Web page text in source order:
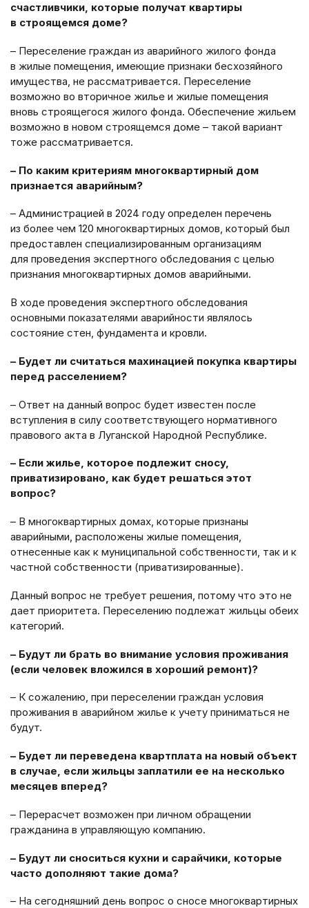
счастливчики, которые получат квартиры
в строящемся доме?
– Переселение граждан из аварийного жилого фонда
в жилые помещения, имеющие признаки бесхозяйного
имущества, не рассматривается. Переселение
возможно во вторичное жилье и жилые помещения
вновь строящегося жилого фонда. Обеспечение жильем
возможно в новом строящемся доме – такой вариант
тоже рассматривается.
– По каким критериям многоквартирный дом
признается аварийным?
– Администрацией в 2024 году определен перечень
из более чем 120 многоквартирных домов, который был
предоставлен специализированным организациям
для проведения экспертного обследования с целью
признания многоквартирных домов аварийными.
В ходе проведения экспертного обследования
основными показателями аварийности являлось
состояние стен, фундамента и кровли.
– Будет ли считаться махинацией покупка квартиры
перед расселением?
– Ответ на данный вопрос будет известен после
вступления в силу соответствующего нормативного
правового акта в Луганской Народной Республике.
– Если жилье, которое подлежит сносу,
приватизировано, как будет решаться этот
вопрос?
– В многоквартирных домах, которые признаны
аварийными, расположены жилые помещения,
отнесенные как к муниципальной собственности, так и к
частной собственности (приватизированные).
Данный вопрос не требует решения, потому что это не
дает приоритета. Переселению подлежат жильцы обеих
категорий.
– Будут ли брать во внимание условия проживания
(если человек вложился в хороший ремонт)?
– К сожалению, при переселении граждан условия
проживания в аварийном жилье к учету приниматься не
будут.
– Будет ли переведена квартплата на новый объект
в случае, если жильцы заплатили ее на несколько
месяцев вперед?
– Перерасчет возможен при личном обращении
гражданина в управляющую компанию.
– Будут ли сноситься кухни и сарайчики, которые
часто дополняют такие дома?
– На сегодняшний день вопрос о сносе многоквартирных